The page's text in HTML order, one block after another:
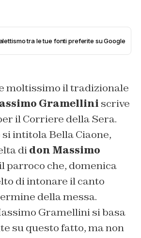
tra le tue fonti preferite su Google
moltissimo il tradizionale
Gramellini scrive
ilCorriere della Sera.
si intitolaBella Ciaone,
didon Massimo
parroco che, domenica
di intonare il canto
della messa.
Gramellini si basa
su questo fatto, ma non